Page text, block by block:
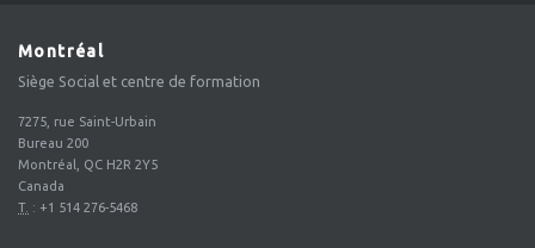
Montréal
Siège Social et centre de formation
7275, rue Saint-Urbain
Bureau 200
Montréal, QC H2R 2Y5
Canada
T. : +1 514 276-5468